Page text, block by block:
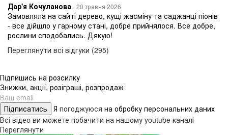
Дар'я Кочуланова
20 травня 2026
Замовляла на сайті дерево, кущі жасміну та саджанці піонів
- все дійшло у гарному стані, добре прийнялося. Все добре,
рослини сподобались. Дякую!
Переглянути всі відгуки (295)
Підпишись на розсилку
Знижки, акції, розіграші, розпродаж
Підписатись Я погоджуюся на обробку персональних даних
Всі відео ви можете побачити на нашому youtube каналі
Переглянути